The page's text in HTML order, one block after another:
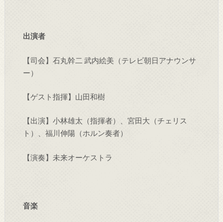
出演者
【司会】石丸幹二 武内絵美（テレビ朝日アナウンサ
ー）
【ゲスト指揮】山田和樹
【出演】小林雄太（指揮者）、宮田大（チェリス
ト）、福川伸陽（ホルン奏者）
【演奏】未来オーケストラ
音楽